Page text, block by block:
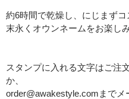
約6時間で乾燥し、にじまずコ
末永くオウンネームをお楽し
スタンプに入れる文字はご注
か、
order@awakestyle.comまでメ